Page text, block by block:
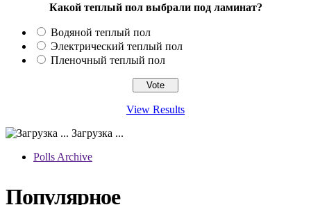
Какой теплый пол выбрали под ламинат?
Водяной теплый пол
Электрический теплый пол
Пленочный теплый пол
View Results
Загрузка ...
Polls Archive
Популярное